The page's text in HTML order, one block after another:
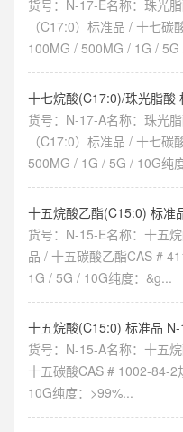
货号：N-17-E名称：珠光
（C17:0）标准品 / 十七碳
100MG / 500MG / 1G / 5G
十七烷酸(C17:0)/珠光脂酸
货号：N-17-A名称：珠光
（C17:0）标准品 / 十七
500MG / 1G / 5G / 10G纯
十五烷酸乙酯(C15:0) 标
货号：N-15-E名称：十五
品 / 十五碳酸乙酯CAS #
1G / 5G / 10G纯度：&g...
十五烷酸(C15:0) 标准品
货号：N-15-A名称：十五
十五碳酸CAS # 1002-84-
10G纯度：>99%...